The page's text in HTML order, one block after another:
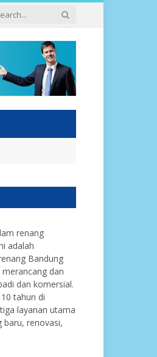
renang
adalah
Bandung
dan
dan komersial.
tahun di
layanan utama
baru, renovasi,